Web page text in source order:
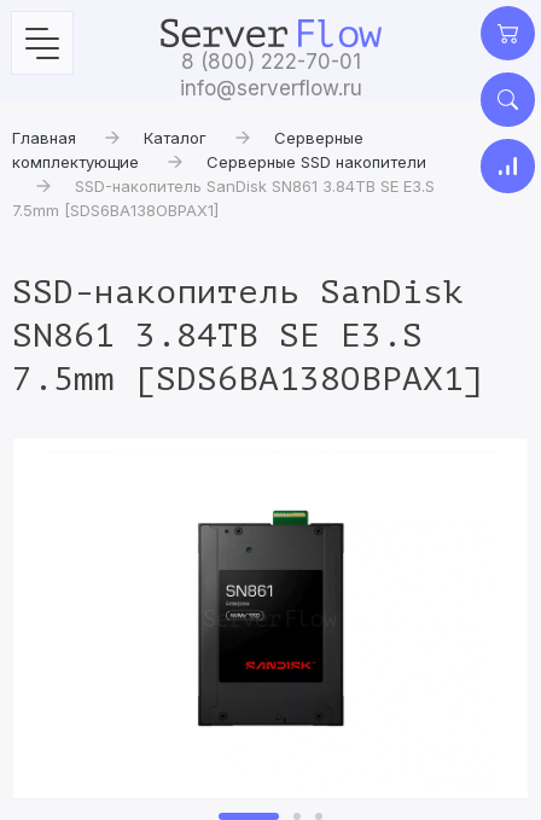
8 (800) 222-70-01
info@serverflow.ru
Главная Каталог
Серверные
комплектующие
Серверные SSD накопители
SSD-накопитель SanDisk SN861 3.84TB SE E3.S
7.5mm [SDS6BA138OBPAX1]
SSD-накопитель SanDisk
SN861 3.84TB SE E3.S
7.5mm [SDS6BA138OBPAX1]